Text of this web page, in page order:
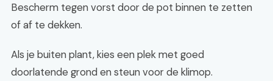
Bescherm tegen vorst door de pot binnen te zetten
of af te dekken.
Als je buiten plant, kies een plek met goed
doorlatende grond en steun voor de klimop.